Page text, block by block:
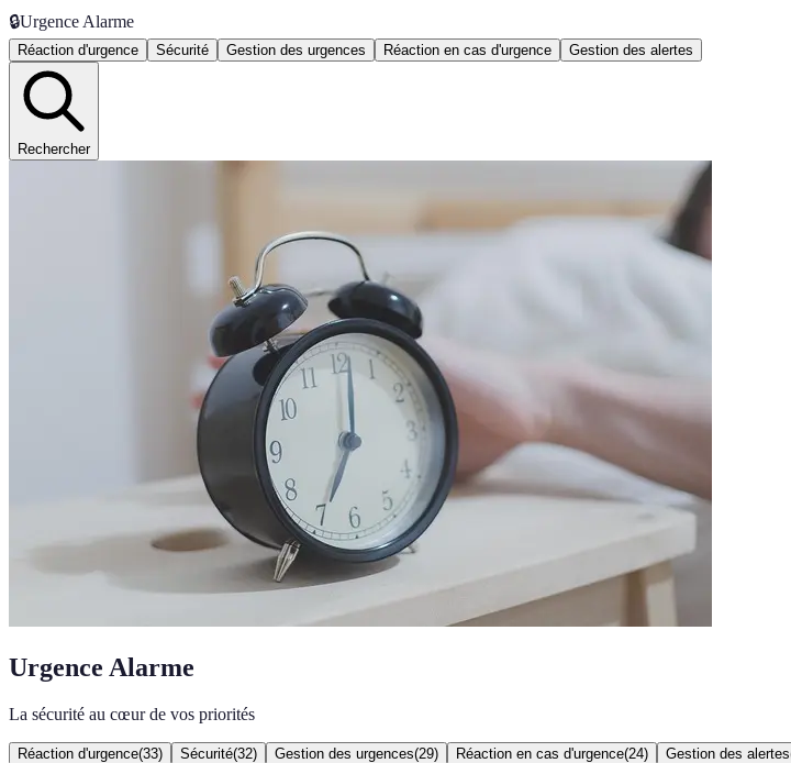
🔒Urgence Alarme
Réaction d'urgence Sécurité Gestion des urgences Réaction en cas d'urgence Gestion des alertes
Rechercher
Urgence Alarme
La sécurité au cœur de vos priorités
Réaction d'urgence(33) Sécurité(32) Gestion des urgences(29) Réaction en cas d'urgence(24) Gestion des alertes